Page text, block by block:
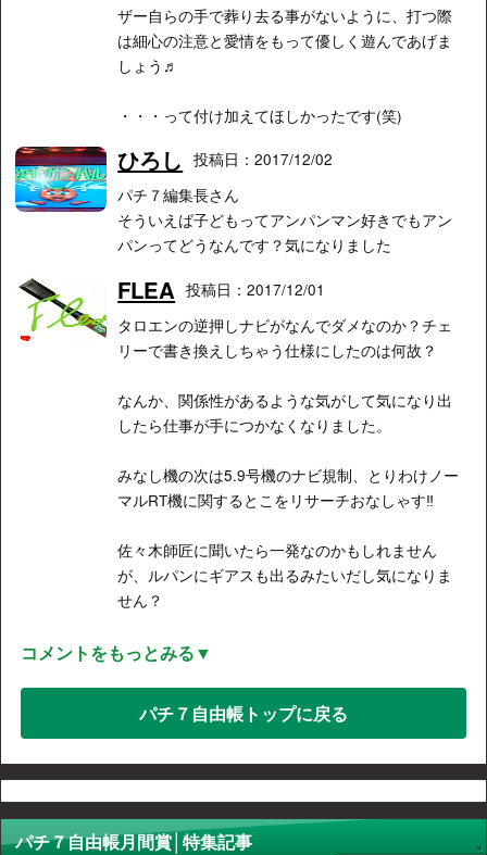
ザー自らの手で葬り去る事がないように、打つ際
は細心の注意と愛情をもって優しく遊んであげま
しょう♬
・・・って付け加えてほしかったです(笑)
ひろし
投稿日：2017/12/02
パチ７編集長さん
そういえば子どもってアンパンマン好きでもアン
パンってどうなんです？気になりました
FLEA 投稿日：2017/12/01
タロエンの逆押しナビがなんでダメなのか？チェ
リーで書き換えしちゃう仕様にしたのは何故？
なんか、関係性があるような気がして気になり出
したら仕事が手につかなくなりました。
みなし機の次は5.9号機のナビ規制、とりわけノー
マルRT機に関するとこをリサーチおなしゃす‼︎
佐々木師匠に聞いたら一発なのかもしれません
が、ルパンにギアスも出るみたいだし気になりま
せん？
コメントをもっとみる▼
パチ７自由帳トップに戻る
パチ７自由帳月間賞│特集記事